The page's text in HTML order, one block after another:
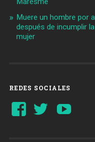
Muere un hombre por
después de incumplir
mujer
REDES SOCIALES
Ver
perfil
Ver
perfil